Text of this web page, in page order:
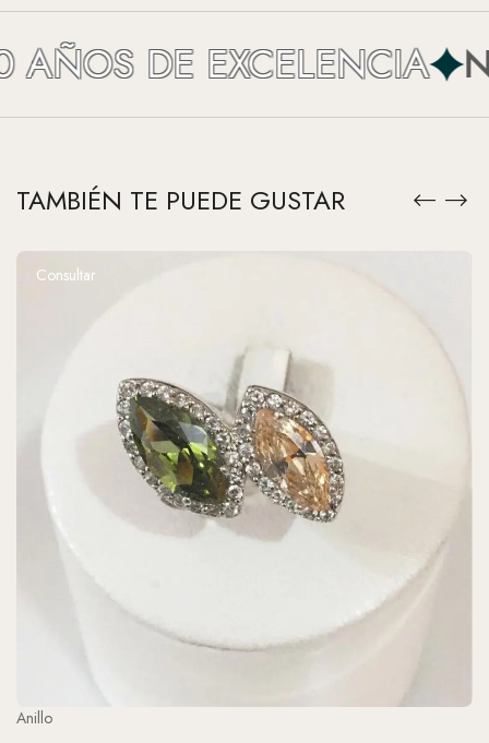
DE EXCELENCIA
TAMBIÉN TE PUEDE GUSTAR
Consultar
Anillo